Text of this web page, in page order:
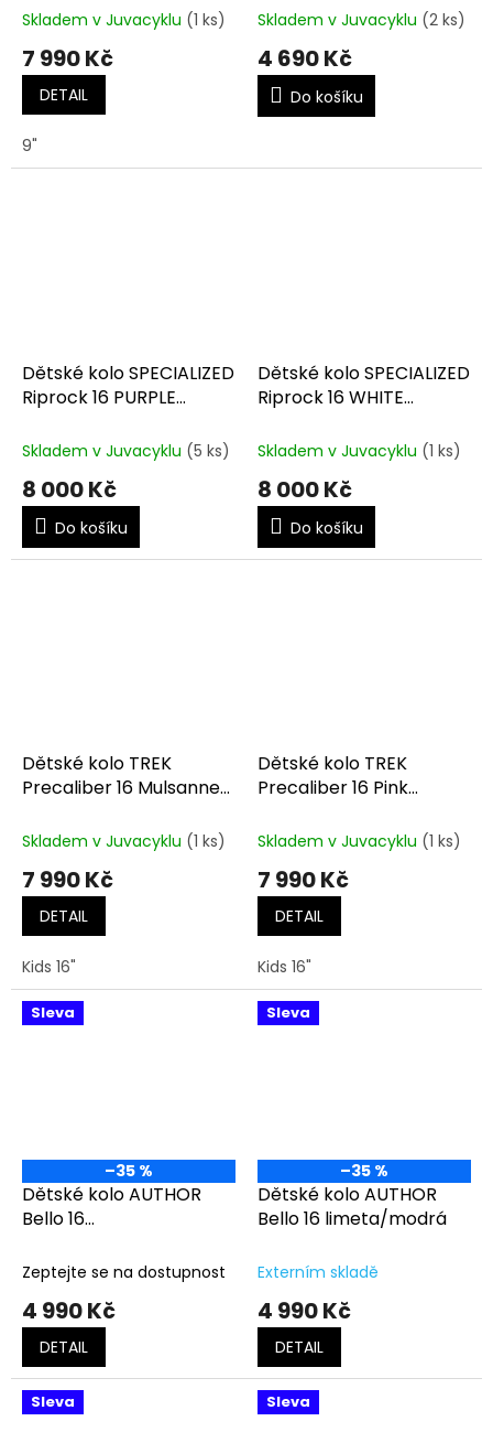
Skladem v Juvacyklu (1 ks)
7 990 Kč
DETAIL
9"
Skladem v Juvacyklu (2 ks)
4 690 Kč
Do košíku
Dětské kolo SPECIALIZED
Riprock 16 PURPLE
Skladem v Juvacyklu (5 ks)
8 000 Kč
Do košíku
Dětské kolo SPECIALIZED
Riprock 16 WHITE
Skladem v Juvacyklu (1 ks)
8 000 Kč
Do košíku
Dětské kolo TREK
Precaliber 16 Mulsanne
Skladem v Juvacyklu (1 ks)
7 990 Kč
DETAIL
Kids 16"
Dětské kolo TREK
Precaliber 16 Pink
Skladem v Juvacyklu (1 ks)
7 990 Kč
DETAIL
Kids 16"
Sleva
–35 %
Dětské kolo AUTHOR
Bello 16
Zeptejte se na dostupnost
4 990 Kč
DETAIL
Sleva
–35 %
Dětské kolo AUTHOR
Bello 16 limeta/modrá
Externím skladě
4 990 Kč
DETAIL
Sleva Sleva